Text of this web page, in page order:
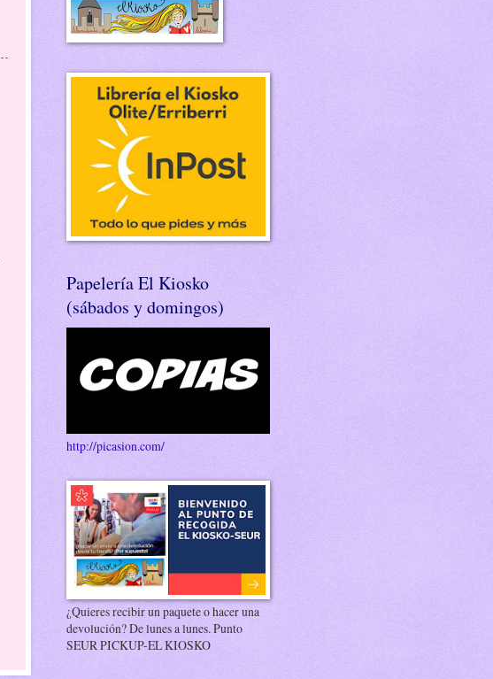
Papelería El Kiosko
(sábados y domingos)
http://picasion.com/
¿Quieres recibir un paquete o hacer una
devolución? De lunes a lunes. Punto
SEUR PICKUP-EL KIOSKO